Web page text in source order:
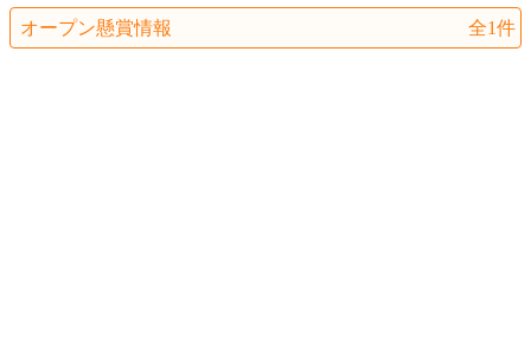
オープン懸賞情報 全1件